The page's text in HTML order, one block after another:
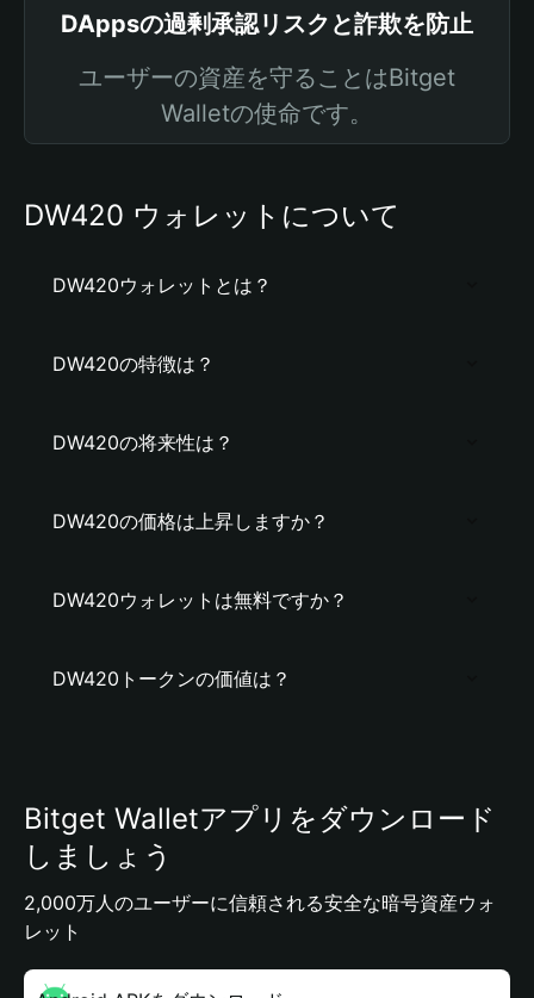
DAppsの過剰承認リスクと詐欺を防止
ユーザーの資産を守ることはBitget
Walletの使命です。
DW420 ウォレットについて
DW420ウォレットとは？
DW420の特徴は？
DW420の将来性は？
DW420の価格は上昇しますか？
DW420ウォレットは無料ですか？
DW420トークンの価値は？
Bitget Walletアプリをダウンロード
しましょう
2,000万人のユーザーに信頼される安全な暗号資産ウォ
レット